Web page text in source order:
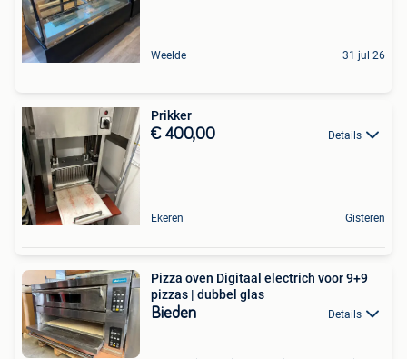
Weelde 31 jul 26
Prikker
€ 400,00 Details
Ekeren Gisteren
Pizza oven Digitaal electrich voor 9+9
pizzas | dubbel glas
Bieden Details